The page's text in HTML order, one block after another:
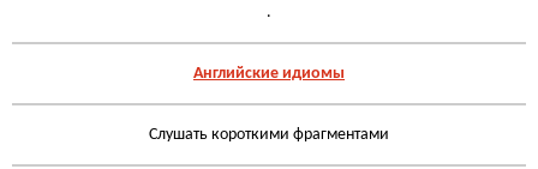
.
Английские идиомы
Слушать короткими фрагментами